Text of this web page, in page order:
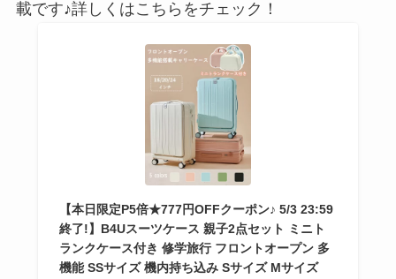
載です♪詳しくはこちらをチェック！
【本日限定P5倍★777円OFFクーポン♪ 5/3 23:59
終了!】B4Uスーツケース 親子2点セット ミニト
ランクケース付き 修学旅行 フロントオープン 多
機能 SSサイズ 機内持ち込み Sサイズ Mサイズ